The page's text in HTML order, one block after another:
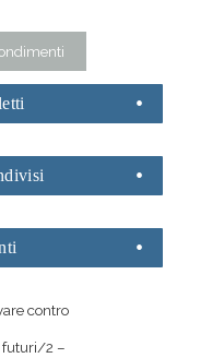
contro
futuri/2 –